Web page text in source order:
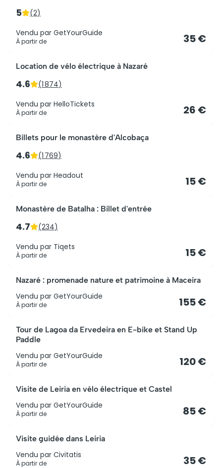
5 (2)
Vendu par GetYourGuide
À partir de 35 €
Location de vélo électrique à Nazaré
4.6 (1 874)
Vendu par HelloTickets
À partir de 26 €
Billets pour le monastère d'Alcobaça
4.6 (1 769)
Vendu par Headout
À partir de 15 €
Monastère de Batalha : Billet d'entrée
4.7 (234)
Vendu par Tiqets
À partir de 15 €
Nazaré : promenade nature et patrimoine à Maceira
Vendu par GetYourGuide
À partir de 155 €
Tour de Lagoa da Ervedeira en E-bike et Stand Up
Paddle
Vendu par GetYourGuide
À partir de 120 €
Visite de Leiria en vélo électrique et Castel
Vendu par GetYourGuide
À partir de 85 €
Visite guidée dans Leiria
Vendu par Civitatis
À partir de 35 €